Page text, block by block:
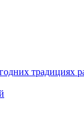
традициях